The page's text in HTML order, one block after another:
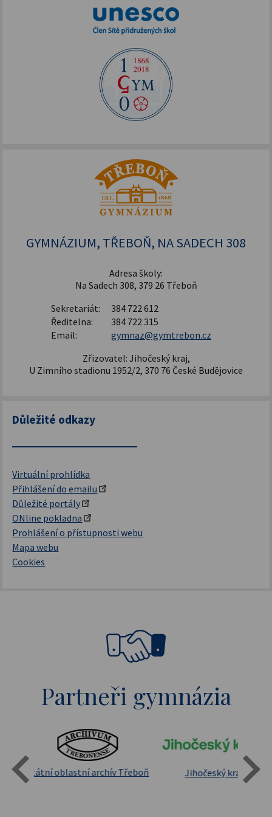
GYMNÁZIUM, TŘEBOŇ, NA SADECH 308
Adresa školy:
Na Sadech 308, 379 26 Třeboň
Sekretariát:
384 722 612
Ředitelna:
384 722 315
Email:
gymnaz@gymtrebon.cz
Zřizovatel: Jihočeský kraj,
U Zimního stadionu 1952/2, 370 76 České Budějovice
Důležité odkazy
Virtuální prohlídka
Přihlášení do emailu
Důležité portály
ONline pokladna
Prohlášení o přístupnosti webu
Mapa webu
Cookies
Partneři gymnázia
Státní oblastní archív Třeboň Jihočeský kraj